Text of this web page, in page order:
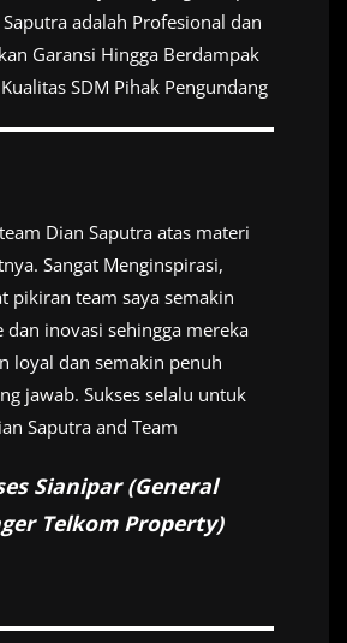
adalah Profesional dan
Garansi Hingga Berdampak
SDM Pihak Pengundang
Dian Saputra atas materi
Sangat Menginspirasi,
pikiran team saya semakin
dan inovasi sehingga mereka
loyal dan semakin penuh
jawab. Sukses selalu untuk
Saputra and Team
Sianipar (General
Telkom Property)